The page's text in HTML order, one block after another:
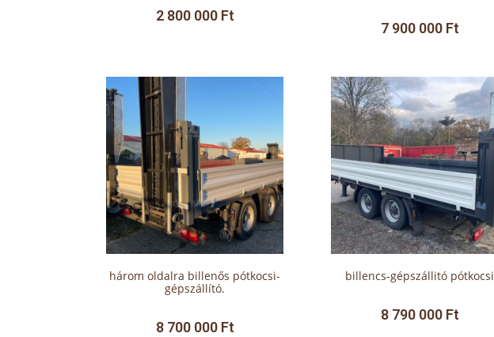
2 800 000 Ft
7 900 000 Ft
három oldalra billenős pótkocsi-
gépszállító.
8 700 000 Ft
billencs-gépszállitó pótkocsi
8 790 000 Ft